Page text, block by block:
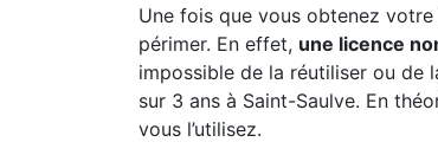
Une fois que vous obtenez votre
périmer. En effet, une licence
impossible de la réutiliser ou de
sur 3 ans à Saint-Saulve. En
vous l’utilisez.